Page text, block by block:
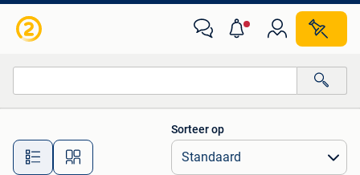
Alle afstanden…
Sorteer op